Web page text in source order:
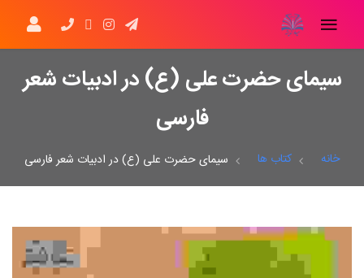
سیمای حضرت علی (ع) در ادبیات شعر
فارسی
خانه کتاب ها سیمای حضرت علی (ع) در ادبیات شعر فارسی